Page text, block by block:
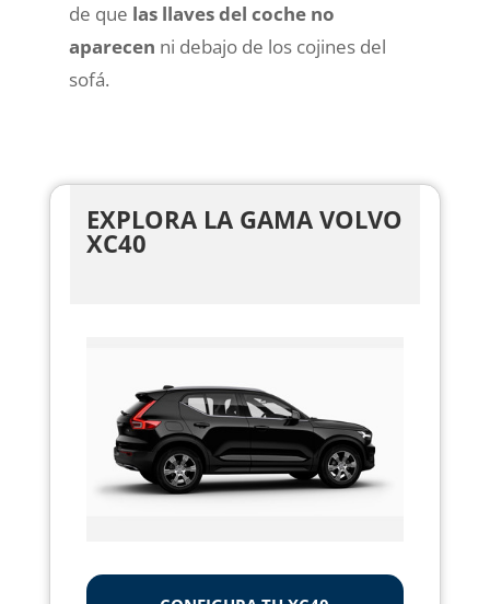
de que las llaves del coche no
aparecen ni debajo de los cojines del
sofá.
EXPLORA LA GAMA VOLVO
XC40